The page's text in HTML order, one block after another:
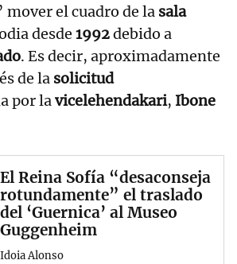
mover el cuadro de la sala
desde 1992debido a
. Es decir, aproximadamente
de la solicitud
por lavicelehendakari, Ibone
El Reina Sofía “desaconseja
rotundamente” el traslado
del ‘Guernica’ al Museo
Guggenheim
Idoia Alonso